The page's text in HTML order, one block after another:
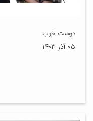
دوست خوب
۰۵ آذر ۱۴۰۳